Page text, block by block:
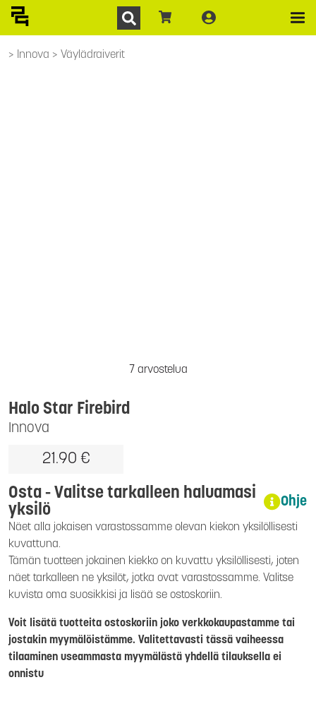
Innova Väylädraiverit
7 arvostelua
Innova
Halo Star Firebird
21.90 €
Osta - Valitse tarkalleen haluamasi
yksilö
Ohje
Näet alla jokaisen varastossamme olevan kiekon yksilöllisesti
kuvattuna.
Tämän tuotteen jokainen kiekko on kuvattu yksilöllisesti, joten
näet tarkalleen ne yksilöt, jotka ovat varastossamme. Valitse
kuvista oma suosikkisi ja lisää se ostoskoriin.
Voit lisätä tuotteita ostoskoriin joko verkkokaupastamme tai
jostakin myymälöistämme. Valitettavasti tässä vaiheessa
tilaaminen useammasta myymälästä yhdellä tilauksella ei
onnistu